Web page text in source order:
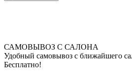
САМОВЫВОЗ С САЛОНА
Удобный самовывоз с ближайшего
Бесплатно!